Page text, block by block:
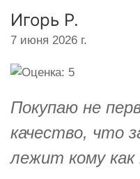
Игорь Р.
7 июня 2026 г.
Покупаю не
качество, что
лежит кому как